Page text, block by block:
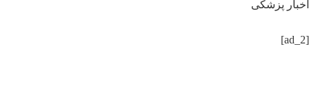
اخبار پزشکی
[ad_2]